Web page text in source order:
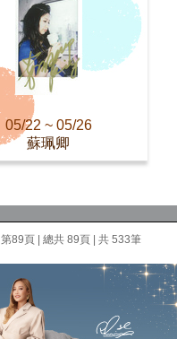
05/22 ~ 05/26
蘇珮卿
第89頁| 總共 89頁 | 共 533筆